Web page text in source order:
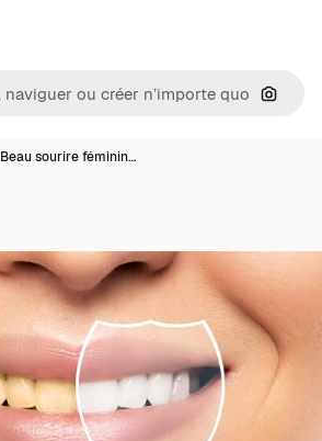
Beau sourire féminin…